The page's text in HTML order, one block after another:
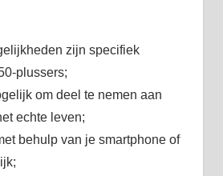
zijn specifiek
plussers;
om deel te nemen aan
echte leven;
behulp van je smartphone of